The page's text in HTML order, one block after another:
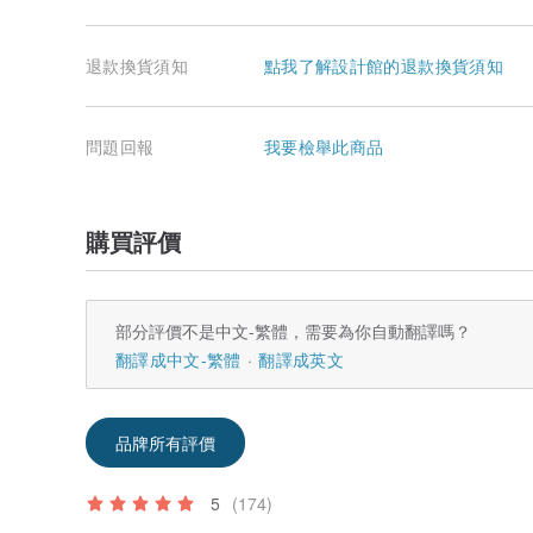
退款換貨須知 點我了解設計館的退款換貨須知
問題回報 我要檢舉此商品
購買評價
部分評價不是中文-繁體，需要為你自動翻譯嗎？
翻譯成中文-繁體
翻譯成英文
品牌所有評價
5 (174)